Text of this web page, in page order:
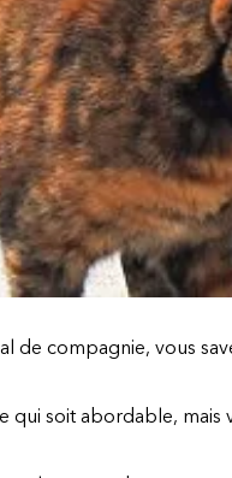
de compagnie, vous
qui soit abordable, mais